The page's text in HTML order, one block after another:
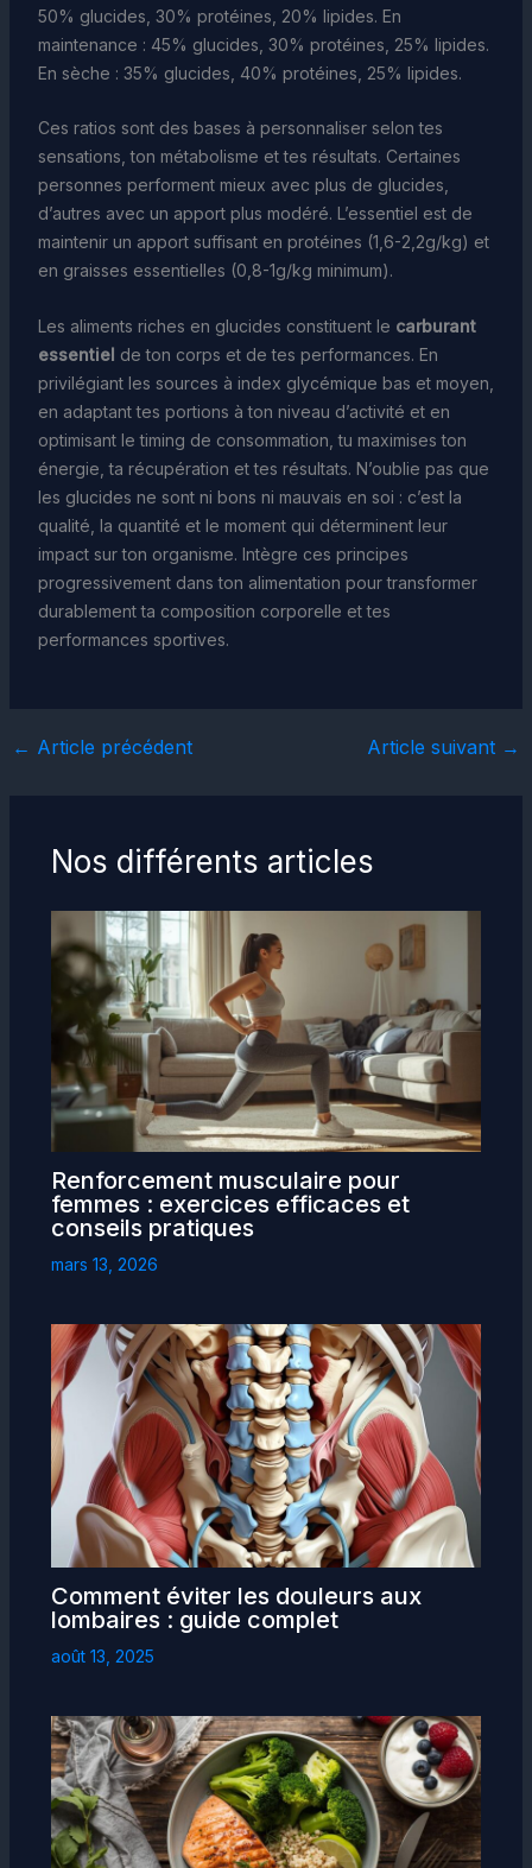
50% glucides, 30% protéines, 20% lipides. En
maintenance : 45% glucides, 30% protéines, 25% lipides.
En sèche : 35% glucides, 40% protéines, 25% lipides.
Ces ratios sont des bases à personnaliser selon tes
sensations, ton métabolisme et tes résultats. Certaines
personnes performent mieux avec plus de glucides,
d’autres avec un apport plus modéré. L’essentiel est de
maintenir un apport suffisant en protéines (1,6-2,2g/kg) et
en graisses essentielles (0,8-1g/kg minimum).
Les aliments riches en glucides constituent le carburant
essentiel de ton corps et de tes performances. En
privilégiant les sources à index glycémique bas et moyen,
en adaptant tes portions à ton niveau d’activité et en
optimisant le timing de consommation, tu maximises ton
énergie, ta récupération et tes résultats. N’oublie pas que
les glucides ne sont ni bons ni mauvais en soi : c’est la
qualité, la quantité et le moment qui déterminent leur
impact sur ton organisme. Intègre ces principes
progressivement dans ton alimentation pour transformer
durablement ta composition corporelle et tes
performances sportives.
← Article précédent Article suivant →
Nos différents articles
Renforcement musculaire pour
femmes : exercices efficaces et
conseils pratiques
mars 13, 2026
Comment éviter les douleurs aux
lombaires : guide complet
août 13, 2025